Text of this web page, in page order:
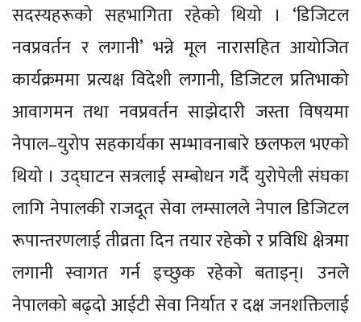
सदस्यहरूको सहभागिता रहेको थियो । ‘डिजिटल
नवप्रवर्तन र लगानी’ भन्ने मूल नारासहित आयोजित
कार्यक्रममा प्रत्यक्ष विदेशी लगानी, डिजिटल प्रतिभाको
आवागमन तथा नवप्रवर्तन साझेदारी जस्ता विषयमा
नेपाल–युरोप सहकार्यका सम्भावनाबारे छलफल भएको
थियो । उद्घाटन सत्रलाई सम्बोधन गर्दै युरोपेली संघका
लागि नेपालकी राजदूत सेवा लम्सालले नेपाल डिजिटल
रूपान्तरणलाई तीव्रता दिन तयार रहेको र प्रविधि क्षेत्रमा
लगानी स्वागत गर्न इच्छुक रहेको बताइन्। उनले
नेपालको बढ्दो आईटी सेवा निर्यात र दक्ष जनशक्तिलाई